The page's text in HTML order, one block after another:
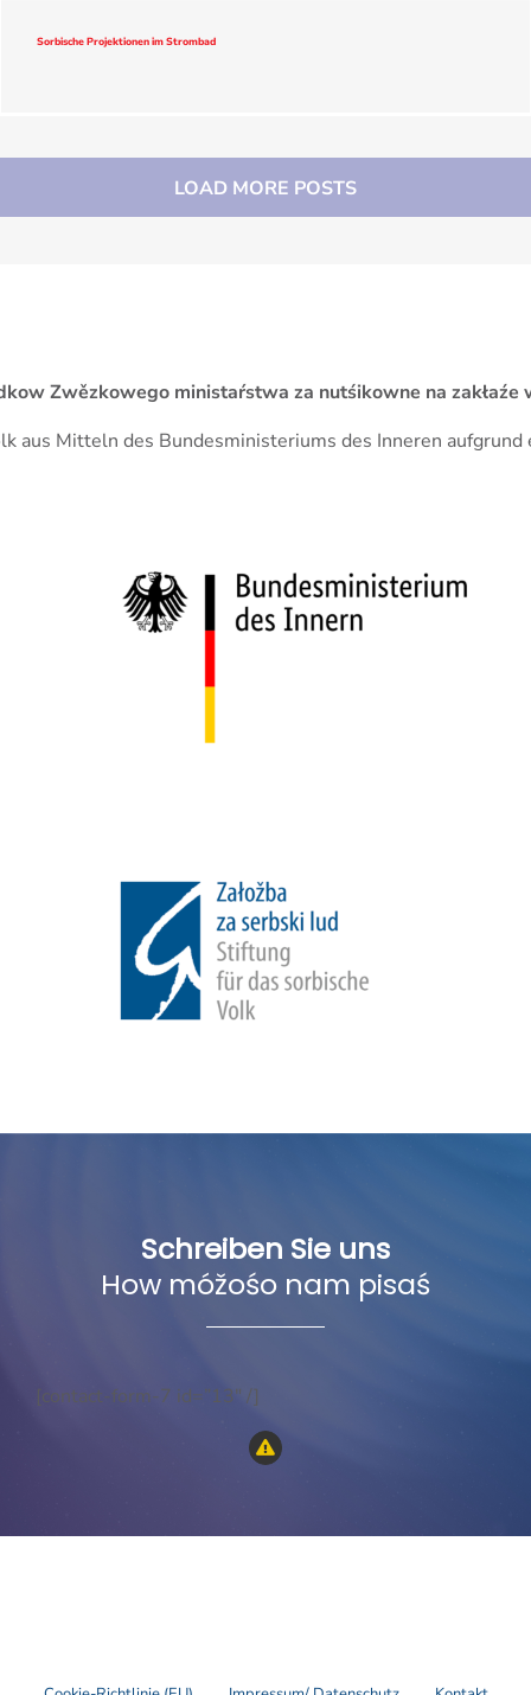
Sorbische Projektionen im Strombad
LOAD MORE POSTS
Zwězkowego ministaŕstwa za nutśikowne na
aus Mitteln des Bundesministeriums des Inneren
Schreiben Sie uns
How móžośo nam pisaś
[contact-form-7 id=”13″ /]